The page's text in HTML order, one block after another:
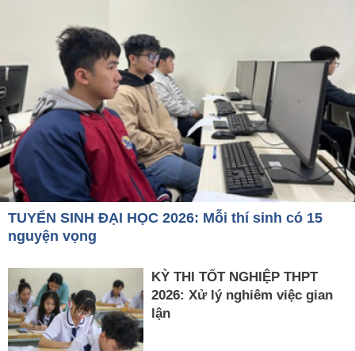
TUYỂN SINH ĐẠI HỌC 2026: Mỗi thí sinh có 15
nguyện vọng
KỲ THI TỐT NGHIỆP THPT
2026: Xử lý nghiêm việc gian
lận